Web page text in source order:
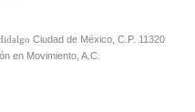
Ciudad de México, C.P. 11320
en Movimiento, A.C.